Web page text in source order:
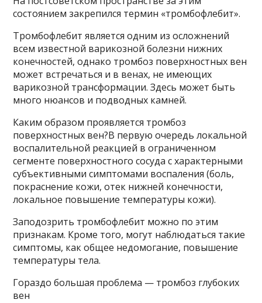
состоянием закрепился термин «тромбофлебит».
Тромбофлебит является одним из осложнений
всем известной варикозной болезни нижних
конечностей, однако тромбоз поверхностных вен
может встречаться и в венах, не имеющих
варикозной трансформации. Здесь может быть
много нюансов и подводных камней.
Каким образом проявляется тромбоз
поверхностных вен?В первую очередь локальной
воспалительной реакцией в ограниченном
сегменте поверхностного сосуда с характерными
субъективными симптомами воспаления (боль,
покраснение кожи, отек нижней конечности,
локальное повышение температуры кожи).
Заподозрить тромбофлебит можно по этим
признакам. Кроме того, могут наблюдаться такие
симптомы, как общее недомогание, повышение
температуры тела.
Гораздо большая проблема — тромбоз глубоких
вен